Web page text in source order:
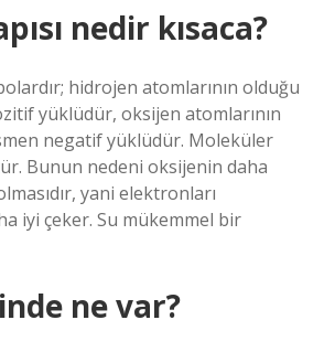
nedir kısaca?
hidrojen atomlarının olduğu
yüklüdür, oksijen atomlarının
negatif yüklüdür. Moleküler
Bunun nedeni oksijenin daha
yani elektronları
iyi çeker. Su mükemmel bir
ne var?